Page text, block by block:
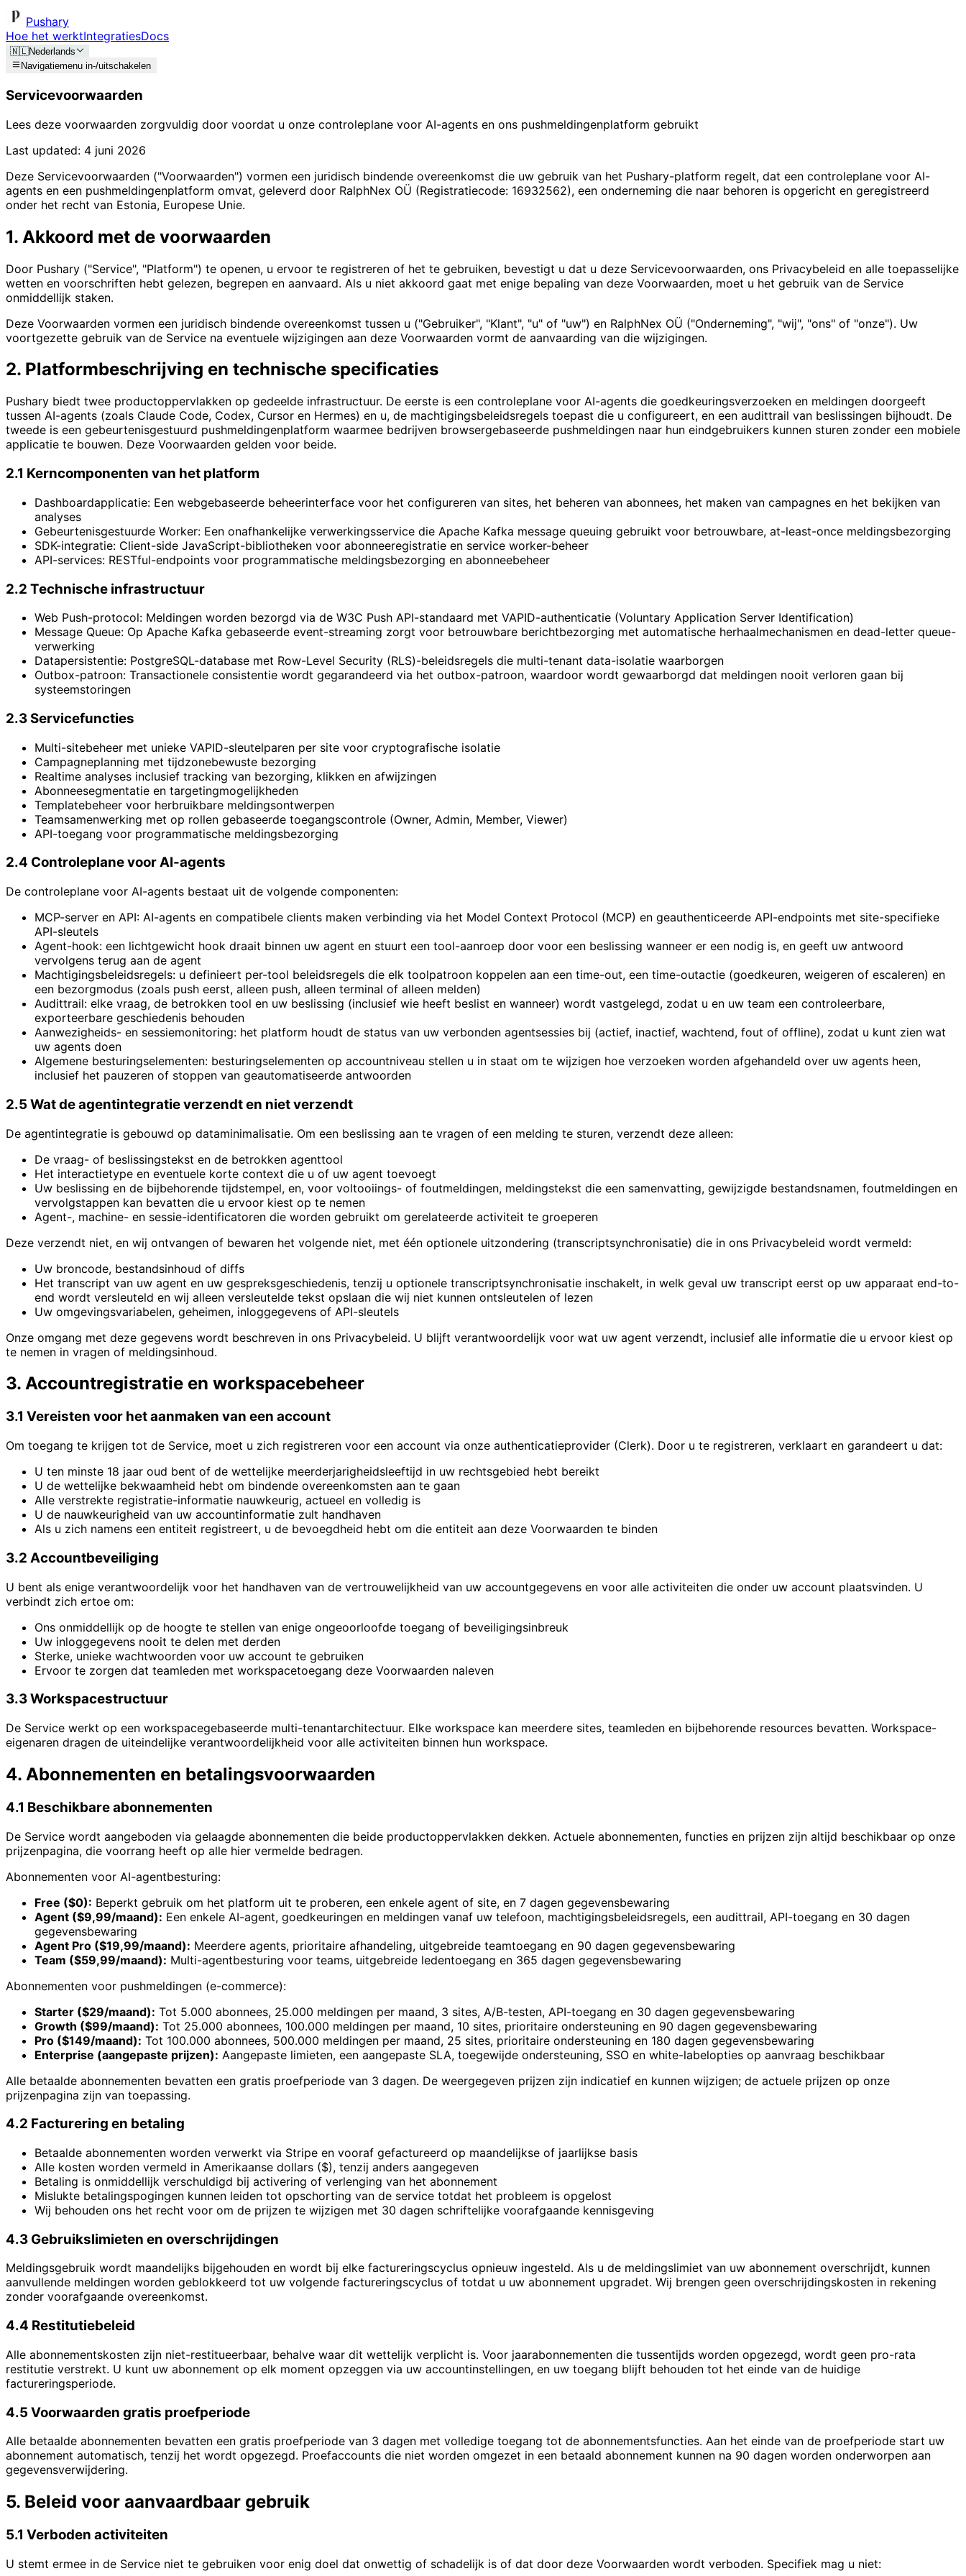
Pushary
Hoe het werktIntegratiesDocs
🇳🇱Nederlands
Navigatiemenu in-/uitschakelen
Servicevoorwaarden
Lees deze voorwaarden zorgvuldig door voordat u onze controleplane voor AI-agents en ons pushmeldingenplatform gebruikt
Last updated: 4 juni 2026
Deze Servicevoorwaarden ("Voorwaarden") vormen een juridisch bindende overeenkomst die uw gebruik van het Pushary-platform regelt, dat een controleplane voor AI-
agents en een pushmeldingenplatform omvat, geleverd door RalphNex OÜ (Registratiecode: 16932562), een onderneming die naar behoren is opgericht en geregistreerd
onder het recht van Estonia, Europese Unie.
1. Akkoord met de voorwaarden
Door Pushary ("Service", "Platform") te openen, u ervoor te registreren of het te gebruiken, bevestigt u dat u deze Servicevoorwaarden, ons Privacybeleid en alle toepasselijke
wetten en voorschriften hebt gelezen, begrepen en aanvaard. Als u niet akkoord gaat met enige bepaling van deze Voorwaarden, moet u het gebruik van de Service
onmiddellijk staken.
Deze Voorwaarden vormen een juridisch bindende overeenkomst tussen u ("Gebruiker", "Klant", "u" of "uw") en RalphNex OÜ ("Onderneming", "wij", "ons" of "onze"). Uw
voortgezette gebruik van de Service na eventuele wijzigingen aan deze Voorwaarden vormt de aanvaarding van die wijzigingen.
2. Platformbeschrijving en technische specificaties
Pushary biedt twee productoppervlakken op gedeelde infrastructuur. De eerste is een controleplane voor AI-agents die goedkeuringsverzoeken en meldingen doorgeeft
tussen AI-agents (zoals Claude Code, Codex, Cursor en Hermes) en u, de machtigingsbeleidsregels toepast die u configureert, en een audittrail van beslissingen bijhoudt. De
tweede is een gebeurtenisgestuurd pushmeldingenplatform waarmee bedrijven browsergebaseerde pushmeldingen naar hun eindgebruikers kunnen sturen zonder een mobiele
applicatie te bouwen. Deze Voorwaarden gelden voor beide.
2.1 Kerncomponenten van het platform
Dashboardapplicatie: Een webgebaseerde beheerinterface voor het configureren van sites, het beheren van abonnees, het maken van campagnes en het bekijken van
analyses
Gebeurtenisgestuurde Worker: Een onafhankelijke verwerkingsservice die Apache Kafka message queuing gebruikt voor betrouwbare, at-least-once meldingsbezorging
SDK-integratie: Client-side JavaScript-bibliotheken voor abonneeregistratie en service worker-beheer
API-services: RESTful-endpoints voor programmatische meldingsbezorging en abonneebeheer
2.2 Technische infrastructuur
Web Push-protocol: Meldingen worden bezorgd via de W3C Push API-standaard met VAPID-authenticatie (Voluntary Application Server Identification)
Message Queue: Op Apache Kafka gebaseerde event-streaming zorgt voor betrouwbare berichtbezorging met automatische herhaalmechanismen en dead-letter queue-
verwerking
Datapersistentie: PostgreSQL-database met Row-Level Security (RLS)-beleidsregels die multi-tenant data-isolatie waarborgen
Outbox-patroon: Transactionele consistentie wordt gegarandeerd via het outbox-patroon, waardoor wordt gewaarborgd dat meldingen nooit verloren gaan bij
systeemstoringen
2.3 Servicefuncties
Multi-sitebeheer met unieke VAPID-sleutelparen per site voor cryptografische isolatie
Campagneplanning met tijdzonebewuste bezorging
Realtime analyses inclusief tracking van bezorging, klikken en afwijzingen
Abonneesegmentatie en targetingmogelijkheden
Templatebeheer voor herbruikbare meldingsontwerpen
Teamsamenwerking met op rollen gebaseerde toegangscontrole (Owner, Admin, Member, Viewer)
API-toegang voor programmatische meldingsbezorging
2.4 Controleplane voor AI-agents
De controleplane voor AI-agents bestaat uit de volgende componenten:
MCP-server en API: AI-agents en compatibele clients maken verbinding via het Model Context Protocol (MCP) en geauthenticeerde API-endpoints met site-specifieke
API-sleutels
Agent-hook: een lichtgewicht hook draait binnen uw agent en stuurt een tool-aanroep door voor een beslissing wanneer er een nodig is, en geeft uw antwoord
vervolgens terug aan de agent
Machtigingsbeleidsregels: u definieert per-tool beleidsregels die elk toolpatroon koppelen aan een time-out, een time-outactie (goedkeuren, weigeren of escaleren) en
een bezorgmodus (zoals push eerst, alleen push, alleen terminal of alleen melden)
Audittrail: elke vraag, de betrokken tool en uw beslissing (inclusief wie heeft beslist en wanneer) wordt vastgelegd, zodat u en uw team een controleerbare,
exporteerbare geschiedenis behouden
Aanwezigheids- en sessiemonitoring: het platform houdt de status van uw verbonden agentsessies bij (actief, inactief, wachtend, fout of offline), zodat u kunt zien wat
uw agents doen
Algemene besturingselementen: besturingselementen op accountniveau stellen u in staat om te wijzigen hoe verzoeken worden afgehandeld over uw agents heen,
inclusief het pauzeren of stoppen van geautomatiseerde antwoorden
2.5 Wat de agentintegratie verzendt en niet verzendt
De agentintegratie is gebouwd op dataminimalisatie. Om een beslissing aan te vragen of een melding te sturen, verzendt deze alleen:
De vraag- of beslissingstekst en de betrokken agenttool
Het interactietype en eventuele korte context die u of uw agent toevoegt
Uw beslissing en de bijbehorende tijdstempel, en, voor voltooiings- of foutmeldingen, meldingstekst die een samenvatting, gewijzigde bestandsnamen, foutmeldingen en
vervolgstappen kan bevatten die u ervoor kiest op te nemen
Agent-, machine- en sessie-identificatoren die worden gebruikt om gerelateerde activiteit te groeperen
Deze verzendt niet, en wij ontvangen of bewaren het volgende niet, met één optionele uitzondering (transcriptsynchronisatie) die in ons Privacybeleid wordt vermeld:
Uw broncode, bestandsinhoud of diffs
Het transcript van uw agent en uw gespreksgeschiedenis, tenzij u optionele transcriptsynchronisatie inschakelt, in welk geval uw transcript eerst op uw apparaat end-to-
end wordt versleuteld en wij alleen versleutelde tekst opslaan die wij niet kunnen ontsleutelen of lezen
Uw omgevingsvariabelen, geheimen, inloggegevens of API-sleutels
Onze omgang met deze gegevens wordt beschreven in ons Privacybeleid. U blijft verantwoordelijk voor wat uw agent verzendt, inclusief alle informatie die u ervoor kiest op
te nemen in vragen of meldingsinhoud.
3. Accountregistratie en workspacebeheer
3.1 Vereisten voor het aanmaken van een account
Om toegang te krijgen tot de Service, moet u zich registreren voor een account via onze authenticatieprovider (Clerk). Door u te registreren, verklaart en garandeert u dat:
U ten minste 18 jaar oud bent of de wettelijke meerderjarigheidsleeftijd in uw rechtsgebied hebt bereikt
U de wettelijke bekwaamheid hebt om bindende overeenkomsten aan te gaan
Alle verstrekte registratie-informatie nauwkeurig, actueel en volledig is
U de nauwkeurigheid van uw accountinformatie zult handhaven
Als u zich namens een entiteit registreert, u de bevoegdheid hebt om die entiteit aan deze Voorwaarden te binden
3.2 Accountbeveiliging
U bent als enige verantwoordelijk voor het handhaven van de vertrouwelijkheid van uw accountgegevens en voor alle activiteiten die onder uw account plaatsvinden. U
verbindt zich ertoe om:
Ons onmiddellijk op de hoogte te stellen van enige ongeoorloofde toegang of beveiligingsinbreuk
Uw inloggegevens nooit te delen met derden
Sterke, unieke wachtwoorden voor uw account te gebruiken
Ervoor te zorgen dat teamleden met workspacetoegang deze Voorwaarden naleven
3.3 Workspacestructuur
De Service werkt op een workspacegebaseerde multi-tenantarchitectuur. Elke workspace kan meerdere sites, teamleden en bijbehorende resources bevatten. Workspace-
eigenaren dragen de uiteindelijke verantwoordelijkheid voor alle activiteiten binnen hun workspace.
4. Abonnementen en betalingsvoorwaarden
4.1 Beschikbare abonnementen
De Service wordt aangeboden via gelaagde abonnementen die beide productoppervlakken dekken. Actuele abonnementen, functies en prijzen zijn altijd beschikbaar op onze
prijzenpagina, die voorrang heeft op alle hier vermelde bedragen.
Abonnementen voor AI-agentbesturing:
Free ($0): Beperkt gebruik om het platform uit te proberen, een enkele agent of site, en 7 dagen gegevensbewaring
Agent ($9,99/maand): Een enkele AI-agent, goedkeuringen en meldingen vanaf uw telefoon, machtigingsbeleidsregels, een audittrail, API-toegang en 30 dagen
gegevensbewaring
Agent Pro ($19,99/maand): Meerdere agents, prioritaire afhandeling, uitgebreide teamtoegang en 90 dagen gegevensbewaring
Team ($59,99/maand): Multi-agentbesturing voor teams, uitgebreide ledentoegang en 365 dagen gegevensbewaring
Abonnementen voor pushmeldingen (e-commerce):
Starter ($29/maand): Tot 5.000 abonnees, 25.000 meldingen per maand, 3 sites, A/B-testen, API-toegang en 30 dagen gegevensbewaring
Growth ($99/maand): Tot 25.000 abonnees, 100.000 meldingen per maand, 10 sites, prioritaire ondersteuning en 90 dagen gegevensbewaring
Pro ($149/maand): Tot 100.000 abonnees, 500.000 meldingen per maand, 25 sites, prioritaire ondersteuning en 180 dagen gegevensbewaring
Enterprise (aangepaste prijzen): Aangepaste limieten, een aangepaste SLA, toegewijde ondersteuning, SSO en white-labelopties op aanvraag beschikbaar
Alle betaalde abonnementen bevatten een gratis proefperiode van 3 dagen. De weergegeven prijzen zijn indicatief en kunnen wijzigen; de actuele prijzen op onze
prijzenpagina zijn van toepassing.
4.2 Facturering en betaling
Betaalde abonnementen worden verwerkt via Stripe en vooraf gefactureerd op maandelijkse of jaarlijkse basis
Alle kosten worden vermeld in Amerikaanse dollars ($), tenzij anders aangegeven
Betaling is onmiddellijk verschuldigd bij activering of verlenging van het abonnement
Mislukte betalingspogingen kunnen leiden tot opschorting van de service totdat het probleem is opgelost
Wij behouden ons het recht voor om de prijzen te wijzigen met 30 dagen schriftelijke voorafgaande kennisgeving
4.3 Gebruikslimieten en overschrijdingen
Meldingsgebruik wordt maandelijks bijgehouden en wordt bij elke factureringscyclus opnieuw ingesteld. Als u de meldingslimiet van uw abonnement overschrijdt, kunnen
aanvullende meldingen worden geblokkeerd tot uw volgende factureringscyclus of totdat u uw abonnement upgradet. Wij brengen geen overschrijdingskosten in rekening
zonder voorafgaande overeenkomst.
4.4 Restitutiebeleid
Alle abonnementskosten zijn niet-restitueerbaar, behalve waar dit wettelijk verplicht is. Voor jaarabonnementen die tussentijds worden opgezegd, wordt geen pro-rata
restitutie verstrekt. U kunt uw abonnement op elk moment opzeggen via uw accountinstellingen, en uw toegang blijft behouden tot het einde van de huidige
factureringsperiode.
4.5 Voorwaarden gratis proefperiode
Alle betaalde abonnementen bevatten een gratis proefperiode van 3 dagen met volledige toegang tot de abonnementsfuncties. Aan het einde van de proefperiode start uw
abonnement automatisch, tenzij het wordt opgezegd. Proefaccounts die niet worden omgezet in een betaald abonnement kunnen na 90 dagen worden onderworpen aan
gegevensverwijdering.
5. Beleid voor aanvaardbaar gebruik
5.1 Verboden activiteiten
U stemt ermee in de Service niet te gebruiken voor enig doel dat onwettig of schadelijk is of dat door deze Voorwaarden wordt verboden. Specifiek mag u niet: